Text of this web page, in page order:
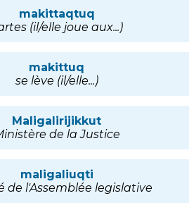
makittaqtuq
(il/elle joue aux...)
makittuq
se lève (il/elle...)
Maligalirijikkut
de la Justice
maligaliuqti
de l'Assemblée legislative